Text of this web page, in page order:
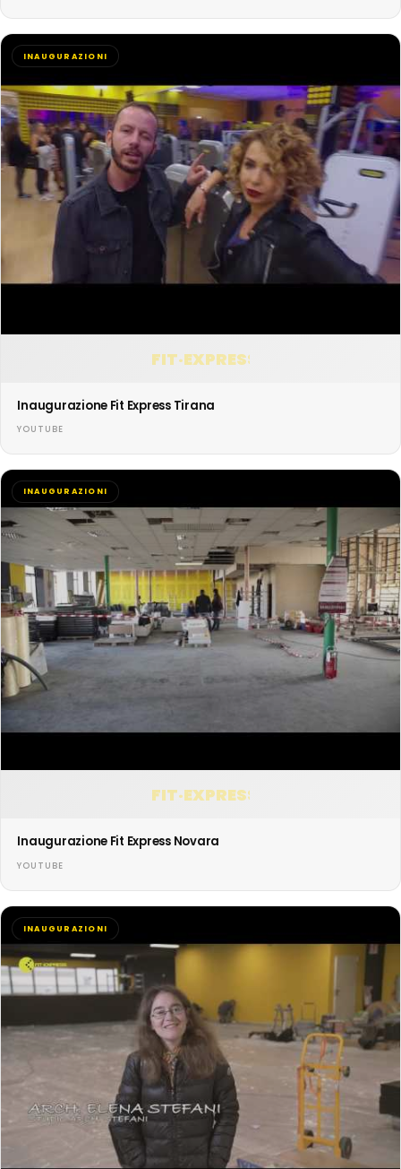
FIT·EXPRESS
INAUGURAZIONI
Inaugurazione Fit Express Tirana
YOUTUBE
FIT·EXPRESS
INAUGURAZIONI
Inaugurazione Fit Express Novara
YOUTUBE
INAUGURAZIONI